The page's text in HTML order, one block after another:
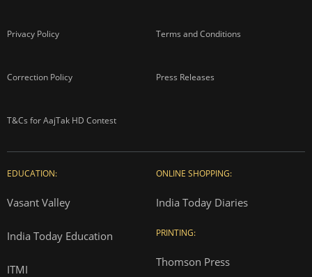
Privacy Policy Terms and Conditions
Correction Policy Press Releases
T&Cs for AajTak HD Contest
EDUCATION:
Vasant Valley
India Today Education
ITMI
ONLINE SHOPPING:
India Today Diaries
PRINTING:
Thomson Press